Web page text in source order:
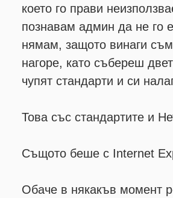
което го прави
познавам админ да не го
нямам, защото винаги
нагоре, като събереш
чупят стандарти и си
Това със стандартите и
Същото беше с Internet
Обаче в някакъв момент